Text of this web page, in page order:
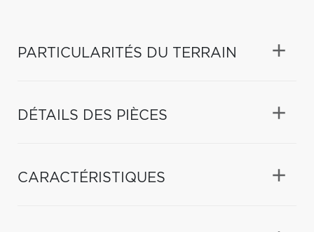
PARTICULARITÉS DU TERRAIN
DÉTAILS DES PIÈCES
CARACTÉRISTIQUES